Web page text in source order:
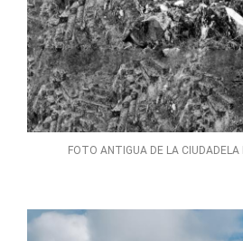
FOTO ANTIGUA DE LA CIUDADELA